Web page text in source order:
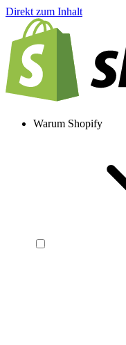
Direkt zum Inhalt
Warum Shopify